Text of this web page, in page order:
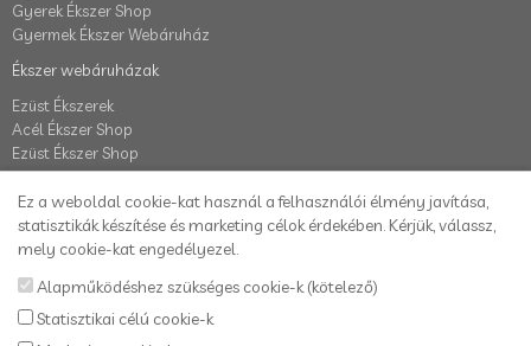
Gyerek Ékszer Shop
Gyermek Ékszer Webáruház
Ékszer webáruházak
Ezüst Ékszerek
Acél Ékszer Shop
Ezüst Ékszer Shop
Fiók
Elállás a szerződéstől
Kívánságlista
Hírlevél
Ez a weboldal cookie-kat használ a felhasználói élmény javítása,
statisztikák készítése és marketing célok érdekében. Kérjük, válassz,
mely cookie-kat engedélyezel.
Alapműködéshez szükséges cookie-k (kötelező)
Statisztikai célú cookie-k